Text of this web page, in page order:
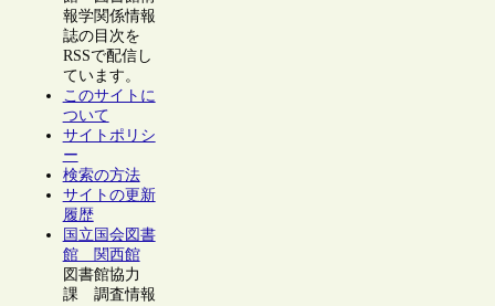
報学関係情報
誌の目次を
RSSで配信し
ています。
このサイトに
ついて
サイトポリシ
ー
検索の方法
サイトの更新
履歴
国立国会図書
館 関西館
図書館協力
課 調査情報